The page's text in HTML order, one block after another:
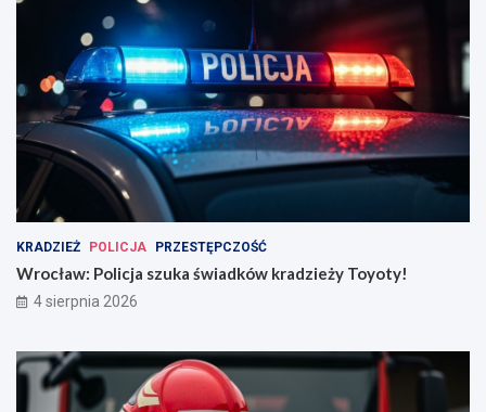
KRADZIEŻ POLICJA PRZESTĘPCZOŚĆ
Wrocław: Policja szuka świadków kradzieży Toyoty!
4 sierpnia 2026